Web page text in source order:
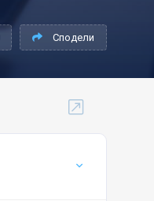
Сподели